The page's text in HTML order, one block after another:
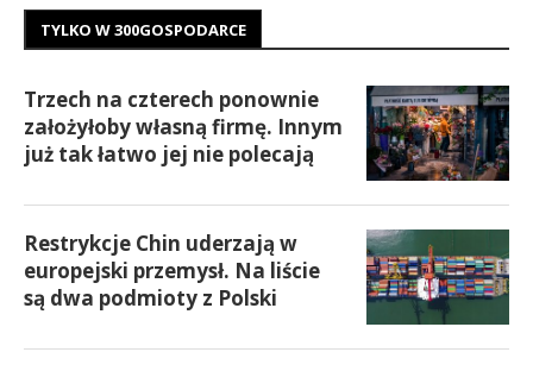
TYLKO W 300GOSPODARCE
Trzech na czterech ponownie
założyłoby własną firmę. Innym
już tak łatwo jej nie polecają
Restrykcje Chin uderzają w
europejski przemysł. Na liście
są dwa podmioty z Polski